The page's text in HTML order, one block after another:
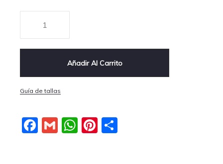
Añadir Al Carrito
Guía de tallas
Facebook
GmailWhatsApp
Pinterest